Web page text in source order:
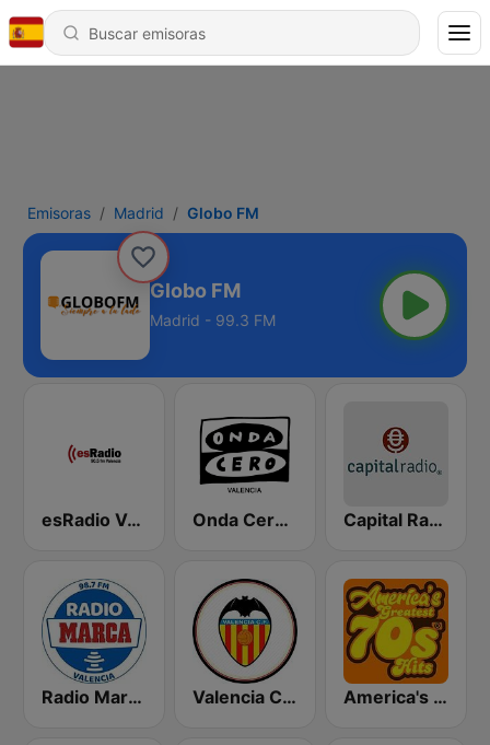
Emisoras Madrid Globo FM
Globo FM
Madrid - 99.3 FM
esRadio Valencia Onda Cero Valencia Capital Radio
Radio Marca Valencia Valencia CF Radio America's Greatest 70s Hits